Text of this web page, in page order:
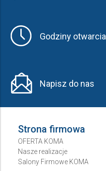
Godziny otwarcia
Napisz do nas
Strona firmowa
OFERTA KOMA
Nasze realizacje
Salony Firmowe KOMA